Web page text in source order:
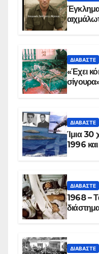
ΔΙΑΒΆΣΤΕ
«Έχει
ΔΙΑΒΆΣΤΕ
Ίμια 30
ΔΙΑΒΆΣΤΕ
1968 –
ΔΙΑΒΆΣΤΕ